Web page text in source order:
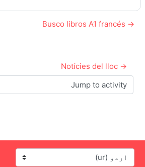
→ Busco libros A1 francés
→ Notícies del lloc
Jump to activity
زبان